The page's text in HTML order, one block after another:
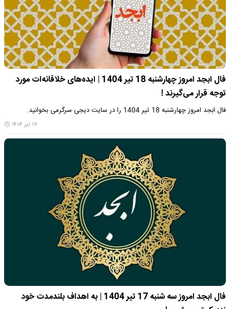
فال ابجد امروز چهارشنبه 18 تیر 1404 | ایده‌های خلاقانه‌ات مورد
توجه قرار می‌گیرند !
فال ابجد امروز چهارشنبه 18 تیر 1404 را در سایت دیجی سرگرمی بخوانید.
۱۷ تیر ۱۴۰۴
فال ابجد امروز سه شنبه 17 تیر 1404 | به اهداف بلندمدت خود